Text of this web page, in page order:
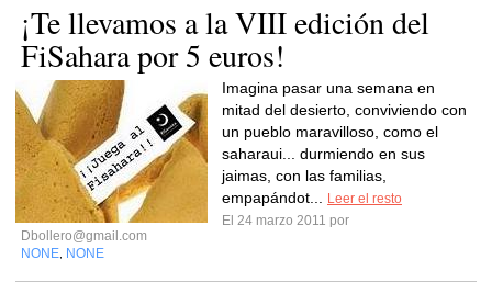
¡Te llevamos a la VIII edición del
FiSahara por 5 euros!
Imagina pasar una semana en
mitad del desierto, conviviendo con
un pueblo maravilloso, como el
saharaui... durmiendo en sus
jaimas, con las familias,
empapándot...
Leer el resto
El 24 marzo 2011 por
Dbollero@gmail.com
NONE NONE